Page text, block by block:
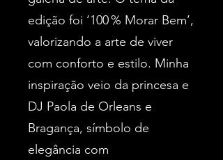
edição foi ‘100 % Morar Bem’,
valorizando a arte de viver
com conforto e estilo. Minha
inspiração veio da princesa e
DJ Paola de Orleans e
Bragança, símbolo de
elegância com